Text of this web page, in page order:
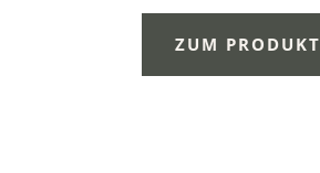
ZUM PRODUKT